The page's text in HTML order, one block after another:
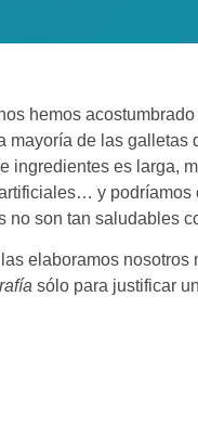
hemos
de las
ingredientes es larga,
y
son tan saludables
elaboramos
sólo para justificar